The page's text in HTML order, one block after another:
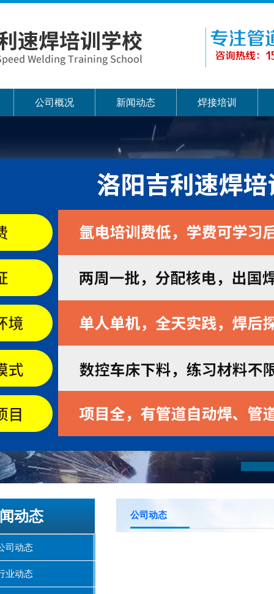
公司概况 新闻动态 焊接培训
公司动态
动态
司动态
业动态